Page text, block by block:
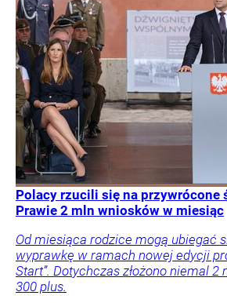
Polacy rzucili się na przywrócone
Prawie 2 mln wniosków w miesiąc
Od miesiąca rodzice mogą ubiegać
wyprawkę w ramach nowej edycji
Start”. Dotychczas złożono niemal
300 plus.